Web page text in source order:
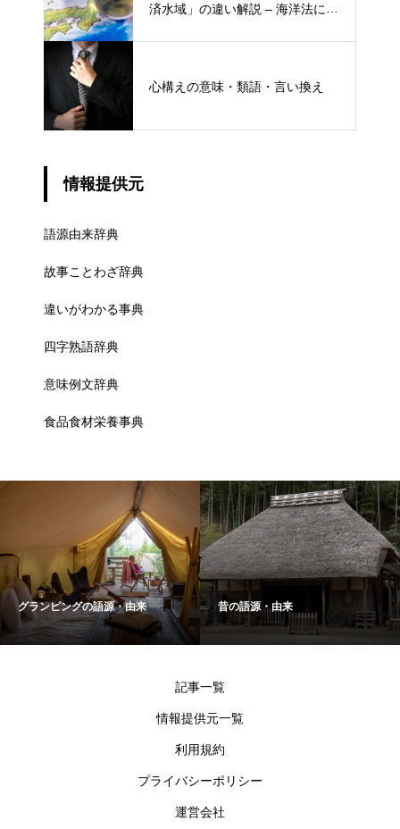
済水域」の違い解説 – 海洋法にお
心構えの意味・類語・言い換え
情報提供元
語源由来辞典
故事ことわざ辞典
違いがわかる事典
四字熟語辞典
意味例文辞典
食品食材栄養事典
グランピングの語源・由来 昔の語源・由来
記事一覧
情報提供元一覧
利用規約
プライバシーポリシー
運営会社